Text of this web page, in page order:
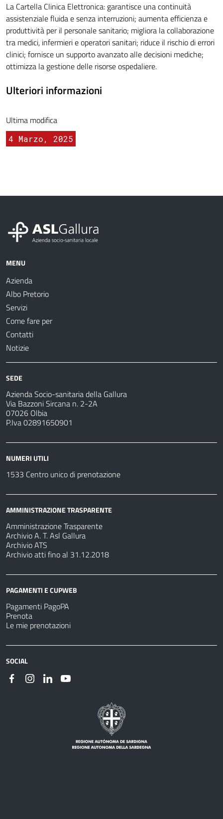
La Cartella Clinica Elettronica: garantisce una continuità
assistenziale fluida e senza interruzioni; aumenta efficienza e
produttività per il personale sanitario; migliora la collaborazione
tra medici, infermieri e operatori sanitari; riduce il rischio di errori
clinici; fornisce un supporto avanzato alle decisioni mediche;
ottimizza la gestione delle risorse ospedaliere.
Ulteriori informazioni
Ultima modifica
4 Marzo, 2025
MENU
Azienda
Albo Pretorio
Servizi
Come fare per
Contatti
Notizie
SEDE
Azienda Socio-sanitaria della Gallura
Via Bazzoni Sircana n. 2-2A
07026 Olbia
P.Iva 02891650901
NUMERI UTILI
1533 Centro unico di prenotazione
AMMINISTRAZIONE TRASPARENTE
Amministrazione Trasparente
Archivio A. T. Asl Gallura
Archivio ATS
Archivio atti fino al 31.12.2018
PAGAMENTI E CUPWEB
Pagamenti PagoPA
Prenota
Le mie prenotazioni
SOCIAL